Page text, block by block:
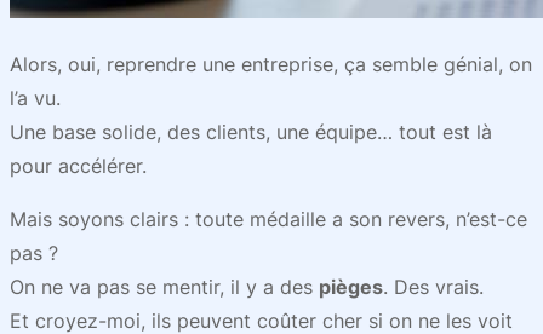
Alors, oui, reprendre une entreprise, ça semble génial, on
l’a vu.
Une base solide, des clients, une équipe… tout est là
pour accélérer.
Mais soyons clairs : toute médaille a son revers, n’est-ce
pas ?
On ne va pas se mentir, il y a des pièges. Des vrais.
Et croyez-moi, ils peuvent coûter cher si on ne les voit